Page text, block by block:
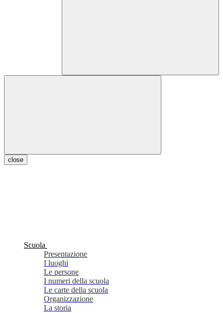
close
Scuola
Presentazione
I luoghi
Le persone
I numeri della scuola
Le carte della scuola
Organizzazione
La storia